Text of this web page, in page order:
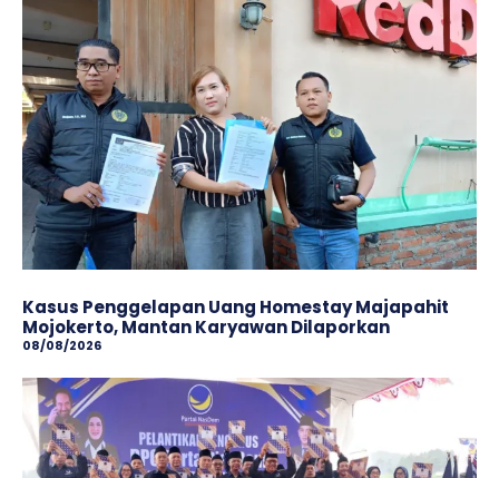
Kasus Penggelapan Uang Homestay Majapahit
Mojokerto, Mantan Karyawan Dilaporkan
08/08/2026